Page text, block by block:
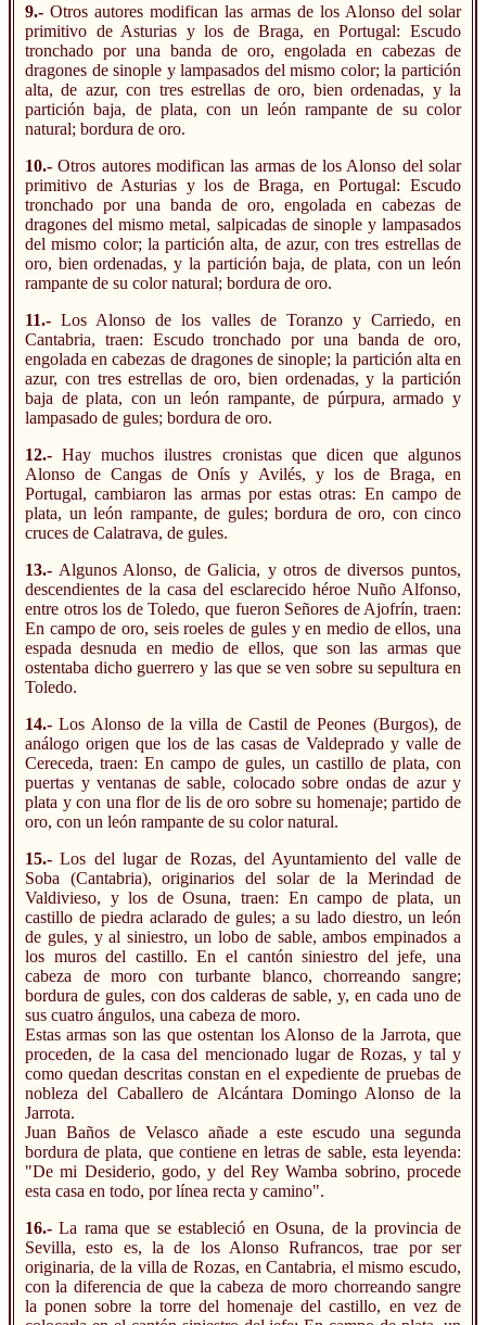
9.- Otros autores modifican las armas de los Alonso del solar
primitivo de Asturias y los de Braga, en Portugal: Escudo
tronchado por una banda de oro, engolada en cabezas de
dragones de sinople y lampasados del mismo color; la partición
alta, de azur, con tres estrellas de oro, bien ordenadas, y la
partición baja, de plata, con un león rampante de su color
natural; bordura de oro.
10.- Otros autores modifican las armas de los Alonso del solar
primitivo de Asturias y los de Braga, en Portugal: Escudo
tronchado por una banda de oro, engolada en cabezas de
dragones del mismo metal, salpicadas de sinople y lampasados
del mismo color; la partición alta, de azur, con tres estrellas de
oro, bien ordenadas, y la partición baja, de plata, con un león
rampante de su color natural; bordura de oro.
11.- Los Alonso de los valles de Toranzo y Carriedo, en
Cantabria, traen: Escudo tronchado por una banda de oro,
engolada en cabezas de dragones de sinople; la partición alta en
azur, con tres estrellas de oro, bien ordenadas, y la partición
baja de plata, con un león rampante, de púrpura, armado y
lampasado de gules; bordura de oro.
12.- Hay muchos ilustres cronistas que dicen que algunos
Alonso de Cangas de Onís y Avilés, y los de Braga, en
Portugal, cambiaron las armas por estas otras: En campo de
plata, un león rampante, de gules; bordura de oro, con cinco
cruces de Calatrava, de gules.
13.- Algunos Alonso, de Galicia, y otros de diversos puntos,
descendientes de la casa del esclarecido héroe Nuño Alfonso,
entre otros los de Toledo, que fueron Señores de Ajofrín, traen:
En campo de oro, seis roeles de gules y en medio de ellos, una
espada desnuda en medio de ellos, que son las armas que
ostentaba dicho guerrero y las que se ven sobre su sepultura en
Toledo.
14.- Los Alonso de la villa de Castil de Peones (Burgos), de
análogo origen que los de las casas de Valdeprado y valle de
Cereceda, traen: En campo de gules, un castillo de plata, con
puertas y ventanas de sable, colocado sobre ondas de azur y
plata y con una flor de lis de oro sobre su homenaje; partido de
oro, con un león rampante de su color natural.
15.- Los del lugar de Rozas, del Ayuntamiento del valle de
Soba (Cantabria), originarios del solar de la Merindad de
Valdivieso, y los de Osuna, traen: En campo de plata, un
castillo de piedra aclarado de gules; a su lado diestro, un león
de gules, y al siniestro, un lobo de sable, ambos empinados a
los muros del castillo. En el cantón siniestro del jefe, una
cabeza de moro con turbante blanco, chorreando sangre;
bordura de gules, con dos calderas de sable, y, en cada uno de
sus cuatro ángulos, una cabeza de moro.
Estas armas son las que ostentan los Alonso de la Jarrota, que
proceden, de la casa del mencionado lugar de Rozas, y tal y
como quedan descritas constan en el expediente de pruebas de
nobleza del Caballero de Alcántara Domingo Alonso de la
Jarrota.
Juan Baños de Velasco añade a este escudo una segunda
bordura de plata, que contiene en letras de sable, esta leyenda:
"De mi Desiderio, godo, y del Rey Wamba sobrino, procede
esta casa en todo, por línea recta y camino".
16.- La rama que se estableció en Osuna, de la provincia de
Sevilla, esto es, la de los Alonso Rufrancos, trae por ser
originaria, de la villa de Rozas, en Cantabria, el mismo escudo,
con la diferencia de que la cabeza de moro chorreando sangre
la ponen sobre la torre del homenaje del castillo, en vez de